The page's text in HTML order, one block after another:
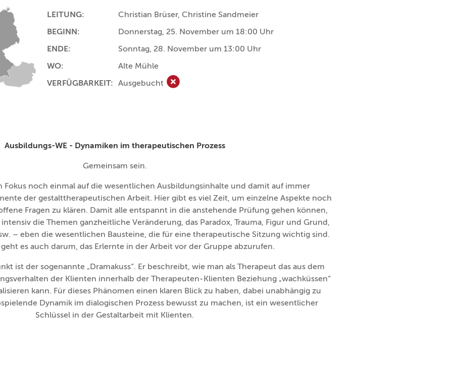
LEITUNG:
Christian Brüser, Christine Sandmeier
BEGINN:
Donnerstag, 25. November um 18:00 Uhr
ENDE:
Sonntag, 28. November um 13:00 Uhr
WO:
Alte Mühle
VERFÜGBARKEIT: Ausgebucht Ausgebucht
Ausbildungs-WE - Dynamiken im therapeutischen Prozess
Gemeinsam sein.
Fokus noch einmal auf die wesentlichen Ausbildungsinhalte und damit auf immer
der gestalttherapeutischen Arbeit. Hier gibt es viel Zeit, um einzelne Aspekte noch
Fragen zu klären. Damit alle entspannt in die anstehende Prüfung gehen können,
die Themen ganzheitliche Veränderung, das Paradox, Trauma, Figur und Grund,
– eben die wesentlichen Bausteine, die für eine therapeutische Sitzung wichtig sind.
es auch darum, das Erlernte in der Arbeit vor der Gruppe abzurufen.
ist der sogenannte „Dramakuss“. Er beschreibt, wie man als Therapeut das aus dem
der Klienten innerhalb der Therapeuten-Klienten Beziehung „wachküssen“
kann. Für dieses Phänomen einen klaren Blick zu haben, dabei unabhängig zu
Dynamik im dialogischen Prozess bewusst zu machen, ist ein wesentlicher
Schlüssel in der Gestaltarbeit mit Klienten.